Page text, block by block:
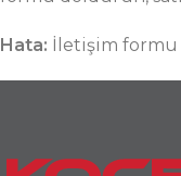
Hata: İletişim formu